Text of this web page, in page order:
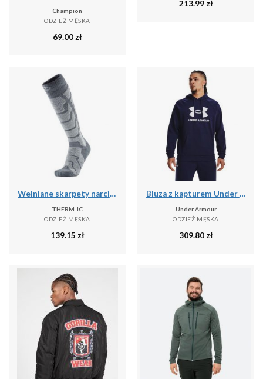
Champion
ODZIEŻ MĘSKA
69.00zł
213.99 zł
Welniane skarpety narciarski czlowiek Therm-ic Ski Warm wysokosc kolana
THERM-IC
ODZIEŻ MĘSKA
139.15 zł
Bluza z kapturem Under Armour Rival Fleece, Mężczyźni
Under Armour
ODZIEŻ MĘSKA
309.80zł